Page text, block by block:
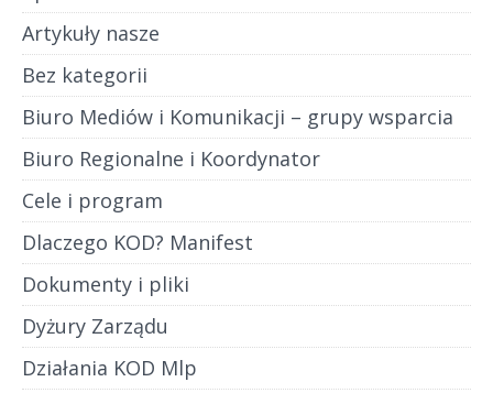
Artykuły nasze
Bez kategorii
Biuro Mediów i Komunikacji – grupy wsparcia
Biuro Regionalne i Koordynator
Cele i program
Dlaczego KOD? Manifest
Dokumenty i pliki
Dyżury Zarządu
Działania KOD Mlp